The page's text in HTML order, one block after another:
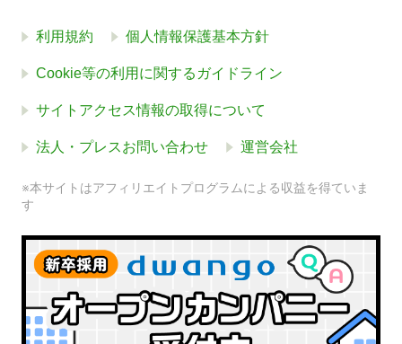
利用規約 個人情報保護基本方針
Cookie等の利用に関するガイドライン
サイトアクセス情報の取得について
法人・プレスお問い合わせ 運営会社
※本サイトはアフィリエイトプログラムによる収益を得ていま
す